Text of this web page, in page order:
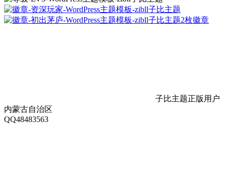
2枚徽章
子比主题正版用户
内蒙古自治区
QQ48483563